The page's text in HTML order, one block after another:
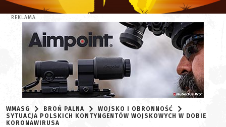
REKLAMA
WMASG BROŃ PALNA
WOJSKO I OBRONNOŚĆ
SYTUACJA POLSKICH KONTYNGENTÓW WOJSKOWYCH W DOBIE
KORONAWIRUSA